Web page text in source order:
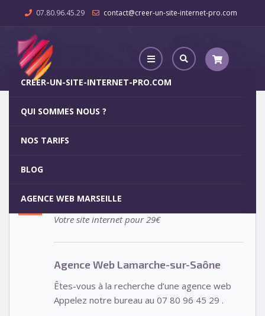
07.80.96.45.29 contact@creer-un-site-internet-pro.com
CREER-UN-SITE-INTERNET-PRO.COM
QUI SOMMES NOUS ?
NOS TARIFS
BLOG
AGENCE WEB MARSEILLE
Agence Web Lamarche-sur-Saône
5
Votre site internet pour 29€
Agence Web Lamarche-sur-Saône
Êtes-vous à la recherche d’une agence web
Appelez notre bureau au 07 80 96 45 29 .